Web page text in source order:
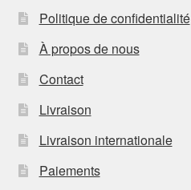
Politique de confidentialité
À propos de nous
Contact
Livraison
Livraison internationale
Paiements